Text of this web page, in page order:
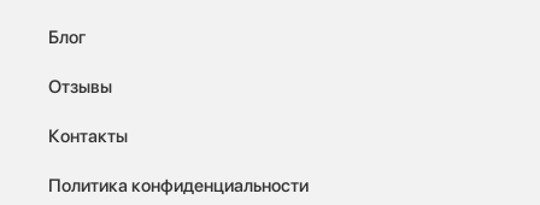
Блог
Отзывы
Контакты
Политика конфиденциальности